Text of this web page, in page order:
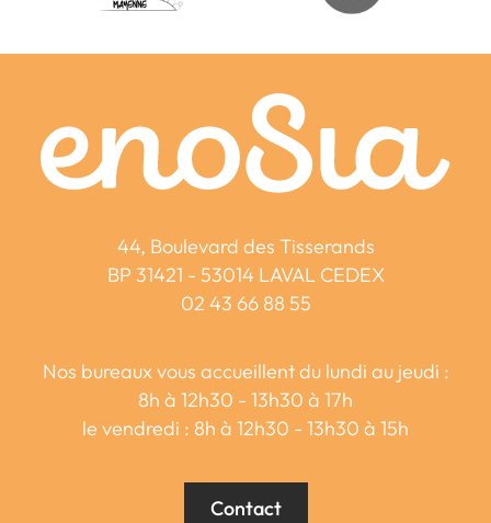
44, Boulevard des Tisserands
BP 31421 - 53014 LAVAL CEDEX
02 43 66 88 55
Nos bureaux vous accueillent du lundi au jeudi :
8h à 12h30 - 13h30 à 17h
le vendredi : 8h à 12h30 - 13h30 à 15h
Contact